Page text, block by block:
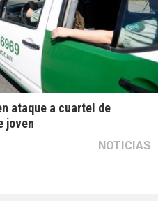
ataque a cuartel de
joven
NOTICIAS